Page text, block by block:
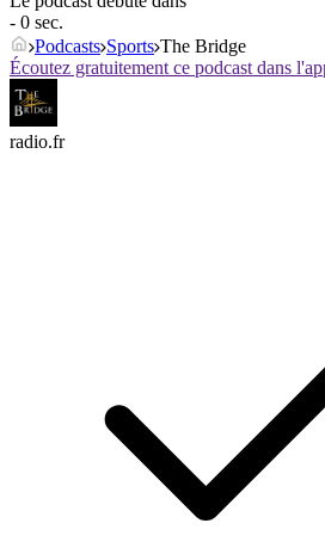
- 0 sec.
Podcasts Sports The Bridge
Écoutez gratuitement ce podcast dans
radio.fr